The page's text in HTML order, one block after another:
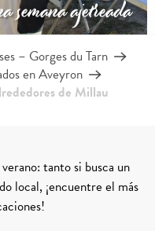
ajetreada
– Gorges du Tarn
en Aveyron
de Millau
tanto si busca un
local, ¡encuentre el más